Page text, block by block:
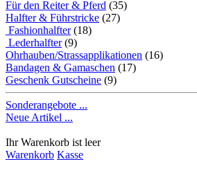
Für den Reiter & Pferd (35)
Halfter & Führstricke (27)
Fashionhalfter(18)
Lederhalfter(9)
Ohrhauben/Strassapplikationen (16)
Bandagen & Gamaschen (17)
Geschenk Gutscheine (9)
Sonderangebote ...
Neue Artikel ...
Ihr Warenkorb ist leer
Warenkorb Kasse